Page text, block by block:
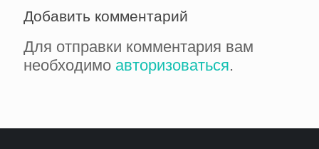
Добавить комментарий
Для отправки комментария вам
необходимо авторизоваться.